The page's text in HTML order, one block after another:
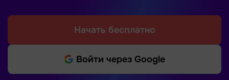
Начать бесплатно
Войти через Google